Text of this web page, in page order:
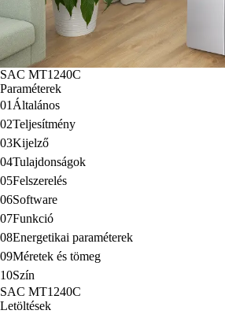
SAC MT1240C
Paraméterek
01 Általános
02Teljesítmény
03Kijelző
04Tulajdonságok
05Felszerelés
06Software
07Funkció
08Energetikai paraméterek
09Méretek és tömeg
10Szín
SAC MT1240C
Letöltések